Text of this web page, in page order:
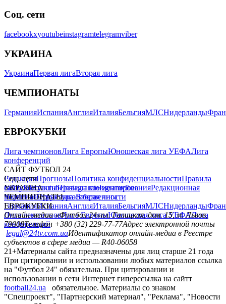
Соц. сети
facebookxyoutubeinstagramtelegramviber
УКРАИНА
УкраинаПервая лигаВторая лига
ЧЕМПИОНАТЫ
ГерманияИспанияАнглияИталияБельгияМЛСНидерланды
ЕВРОКУБКИ
Лига чемпионовЛига ЕвропыЮношеская лига УЕФАЛига
конференций
САЙТ ФУТБОЛ 24
РедакцияПрогнозыПолитика конфиденциальностиПравила
сайтуКонтактыПравила комментированияРедакционная
политикаСтруктура собственности
Соц. сети
facebookxyoutubeinstagramtelegramviber
УКРАИНА
УкраинаПервая лигаВторая лига
ЧЕМПИОНАТЫ
ГерманияИспанияАнглияИталияБельгияМЛСНидерланды
ЕВРОКУБКИ
Лига чемпионовЛига ЕвропыЮношеская лига УЕФАЛига
конференций
Онлайн-медиа «Футбол 24»пл. Галицкая, дом. 15, м. Львов,
79008Телефон +380 (32) 229-77-77Адрес электронной почты
legal@24tv.com.uaИдентификатор онлайн-медиа в Реестре
субъектов в сфере медиа — R40-06058
21+Материалы сайта предназначены для лиц старше 21 года
При цитировании и использовании любых материалов ссылка
на "Футбол 24" обязательна. При цитировании и
использовании в сети Интернет гиперссылка на сайтт
football24.ua
обязательное. Материалы со знаком
"Спецпроект", "Партнерский материал", "Реклама", "Новости